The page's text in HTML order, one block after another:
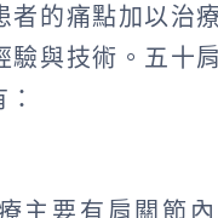
者的痛點加以治
驗與技術。五十